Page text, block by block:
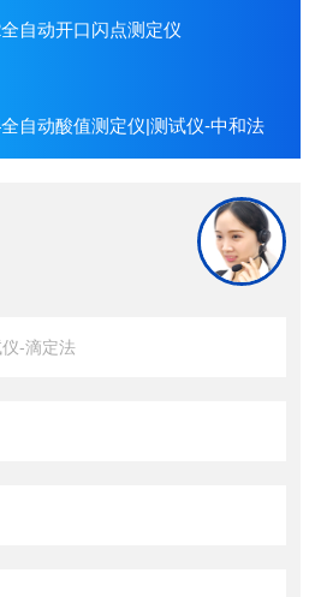
自动开口闪点测定仪
自动酸值测定仪|测试仪-中和法